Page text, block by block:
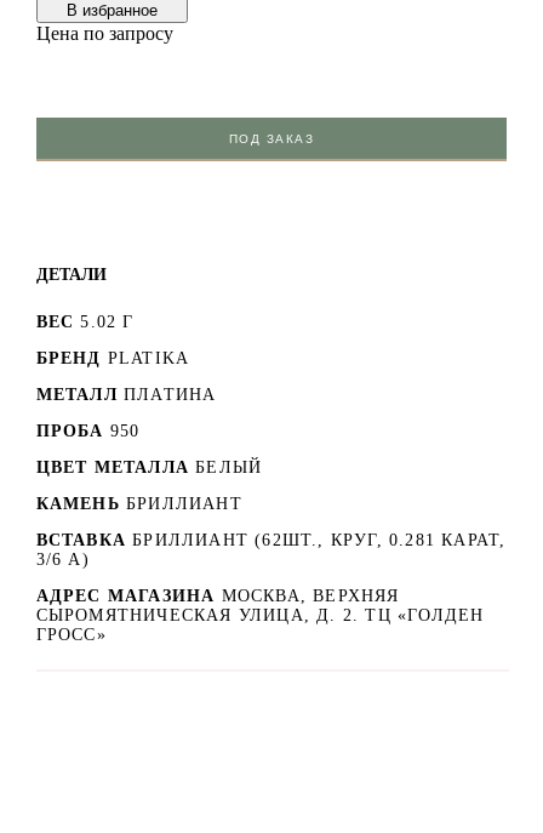
В избранноe
Цена по запросу
ПОД ЗАКАЗ
ДЕТАЛИ
ВЕС 5.02 Г
БРЕНД PLATIKA
МЕТАЛЛ ПЛАТИНА
ПРОБА 950
ЦВЕТ МЕТАЛЛА БЕЛЫЙ
КАМЕНЬ БРИЛЛИАНТ
ВСТАВКА БРИЛЛИАНТ (62ШТ., КРУГ, 0.281 КАРАТ,
3/6 А)
АДРЕС МАГАЗИНА МОСКВА, ВЕРХНЯЯ
СЫРОМЯТНИЧЕСКАЯ УЛИЦА, Д. 2. ТЦ «ГОЛДЕН
ГРОСС»